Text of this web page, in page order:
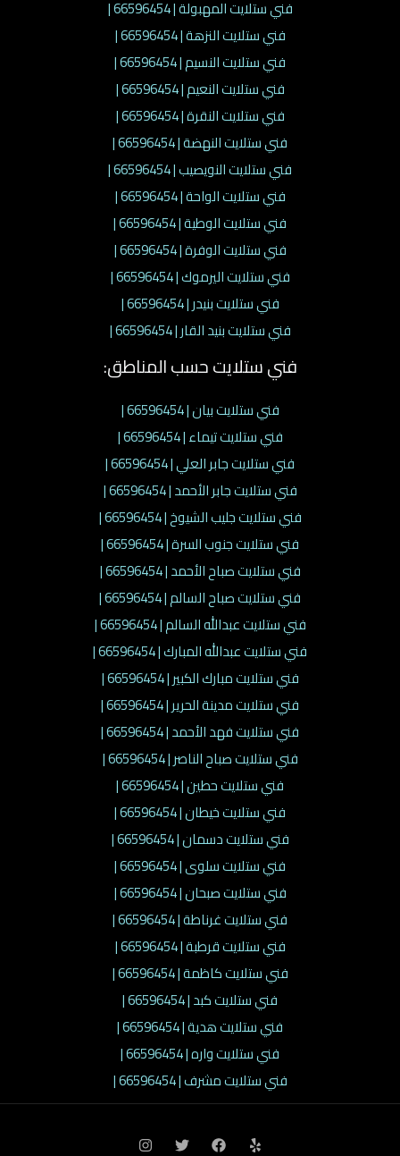
فني ستلايت المهبولة | 66596454 |
فني ستلايت النزهة | 66596454 |
فني ستلايت النسيم | 66596454 |
فني ستلايت النعيم | 66596454 |
فني ستلايت النقرة | 66596454 |
فني ستلايت النهضة | 66596454 |
فني ستلايت النويصيب | 66596454 |
فني ستلايت الواحة | 66596454 |
فني ستلايت الوطية | 66596454 |
فني ستلايت الوفرة | 66596454 |
فني ستلايت اليرموك | 66596454 |
فني ستلايت بنيدر | 66596454 |
فني ستلايت بنيد القار | 66596454 |
فني ستلايت حسب المناطق:
فني ستلايت بيان | 66596454 |
فني ستلايت تيماء | 66596454 |
فني ستلايت جابر العلي | 66596454 |
فني ستلايت جابر الأحمد | 66596454 |
فني ستلايت جليب الشيوخ | 66596454 |
فني ستلايت جنوب السرة | 66596454 |
فني ستلايت صباح الأحمد | 66596454 |
فني ستلايت صباح السالم | 66596454 |
فني ستلايت عبدالله السالم | 66596454 |
فني ستلايت عبدالله المبارك | 66596454 |
فني ستلايت مبارك الكبير | 66596454 |
فني ستلايت مدينة الحرير | 66596454 |
فني ستلايت فهد الأحمد | 66596454 |
فني ستلايت صباح الناصر | 66596454 |
فني ستلايت حطين | 66596454 |
فني ستلايت خيطان | 66596454 |
فني ستلايت دسمان | 66596454 |
فني ستلايت سلوى | 66596454 |
فني ستلايت صبحان | 66596454 |
فني ستلايت غرناطة | 66596454 |
فني ستلايت قرطبة | 66596454 |
فني ستلايت كاظمة | 66596454 |
فني ستلايت كبد | 66596454 |
فني ستلايت هدية | 66596454 |
فني ستلايت واره | 66596454 |
فني ستلايت مشرف | 66596454 |